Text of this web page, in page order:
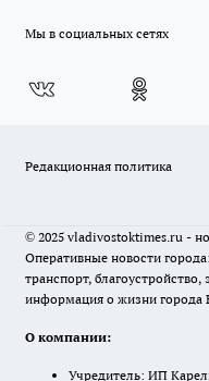
Мы в социальных сетях
Редакционная политика
© 2025 vladivostoktimes.ru -
Оперативные новости
транспорт,
информация о жизни города
О компании:
Учредитель: ИП